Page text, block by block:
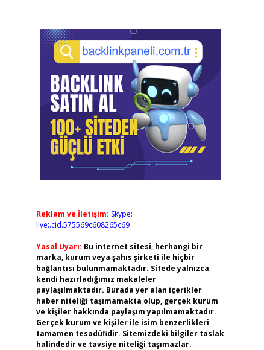
Reklam ve İletişim: Skype:
live:.cid.575569c608265c69
Yasal Uyarı: Bu internet sitesi, herhangi bir
marka, kurum veya şahıs şirketi ile hiçbir
bağlantısı bulunmamaktadır. Sitede yalnızca
kendi hazırladığımız makaleler
paylaşılmaktadır. Burada yer alan içerikler
haber niteliği taşımamakta olup, gerçek kurum
ve kişiler hakkında paylaşım yapılmamaktadır.
Gerçek kurum ve kişiler ile isim benzerlikleri
tamamen tesadüfidir. Sitemizdeki bilgiler taslak
halindedir ve tavsiye niteliği taşımazlar.